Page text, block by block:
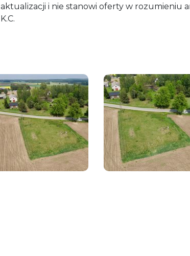
aktualizacji i nie stanowi oferty w rozumieniu
K.C.